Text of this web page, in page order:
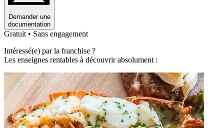
Demander une
documentation
Gratuit • Sans engagement
Intéressé(e) par la franchise ?
Les enseignes rentables à découvrir absolument :